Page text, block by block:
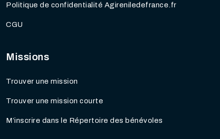
Politique de confidentialité Agireniledefrance.fr
CGU
Missions
Trouver une mission
Trouver une mission courte
M’inscrire dans le Répertoire des bénévoles